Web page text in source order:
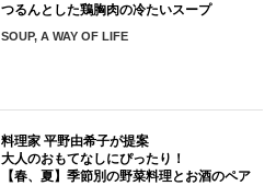
つるんとした鶏胸肉の冷たいスープ
SOUP, A WAY OF LIFE
料理家 平野由希子が提案
大人のおもてなしにぴったり！
【春、夏】季節別の野菜料理とお酒のペア